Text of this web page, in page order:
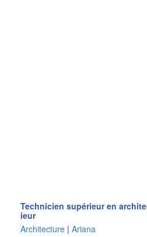
Technicien supérieur en
ieur
Architecture | Ariana